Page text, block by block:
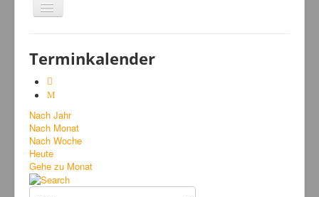
Navigation
an/aus
Tanzschule
Kursangebot
Events
Fuegolatino
Bilder
News
Terminkalender
Nach Jahr
Nach Monat
Nach Woche
Heute
Gehe zu Monat